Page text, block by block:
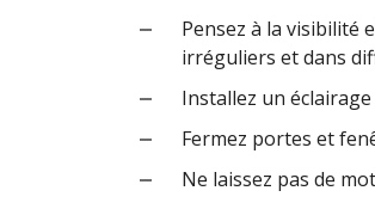
Pensez à la visibilité
irréguliers et dans
Installez un
Fermez portes et
Ne laissez pas de